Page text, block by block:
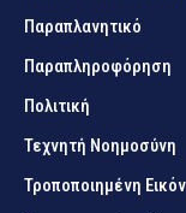
Παραπλανητικό
Παραπληροφόρηση
Πολιτική
Τεχνητή Νοημοσύνη
Τροποποιημένη